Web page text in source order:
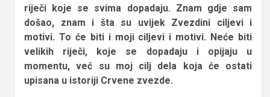
riječi koje se svima dopadaju. Znam gdje sam
došao, znam i šta su uvijek Zvezdini ciljevi i
motivi. To će biti i moji ciljevi i motivi. Neće biti
velikih riječi, koje se dopadaju i opijaju u
momentu, već su moj cilj dela koja će ostati
upisana u istoriji Crvene zvezde.